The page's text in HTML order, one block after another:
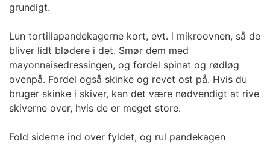
grundigt.
Lun tortillapandekagerne kort, evt. i mikroovnen, så de
bliver lidt blødere i det. Smør dem med
mayonnaisedressingen, og fordel spinat og rødløg
ovenpå. Fordel også skinke og revet ost på. Hvis du
bruger skinke i skiver, kan det være nødvendigt at rive
skiverne over, hvis de er meget store.
Fold siderne ind over fyldet, og rul pandekagen